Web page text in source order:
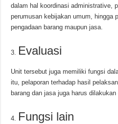
dalam hal koordinasi administrative,
perumusan kebijakan umum, hingga
pengadaan barang maupun jasa.
Evaluasi
Unit tersebut juga memiliki fungsi
itu, pelaporan terhadap hasil
barang dan jasa juga harus dilakukan
Fungsi lain